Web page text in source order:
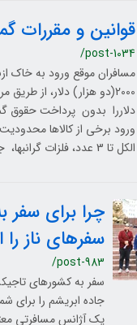
قوانین و مقررات
/post-1034
مسافران موقع ورود به خاک
دلاررا بدون پرداخت حقوق
الکل تا 3 عدد، فلزات گرانبها، جواهر آلات و سنگ های قیمتی تا 65 گرم مجاز می باشد.
چرا برای سفر
سفرهای ناز را
/post-983
سفر به کشورهای
جاده ابریشم را برای